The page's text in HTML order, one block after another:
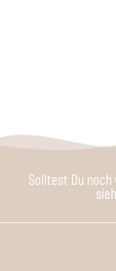
Solltest Du